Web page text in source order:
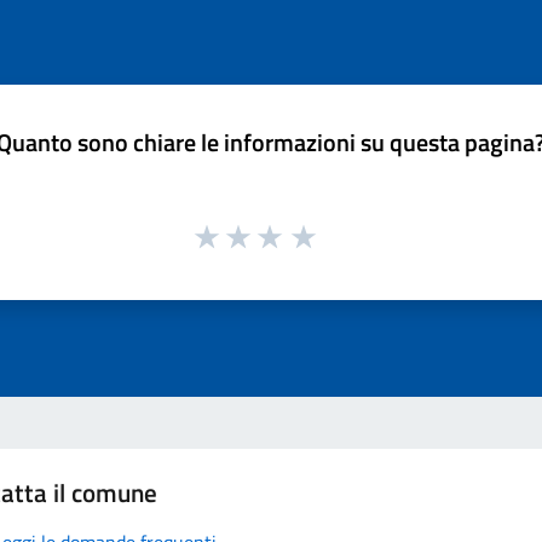
sono chiare le informazioni su questa
il comune